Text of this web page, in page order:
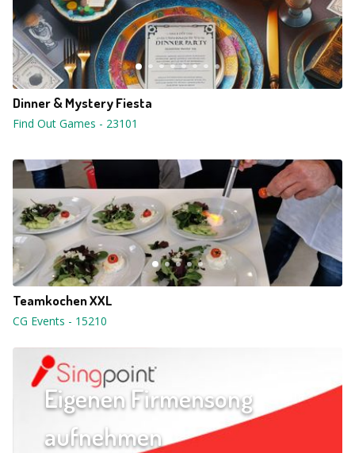
Dinner & Mystery Fiesta
Find Out Games - 23101
Teamkochen XXL
CG Events - 15210
Eigenen Firmensong
aufnehmen